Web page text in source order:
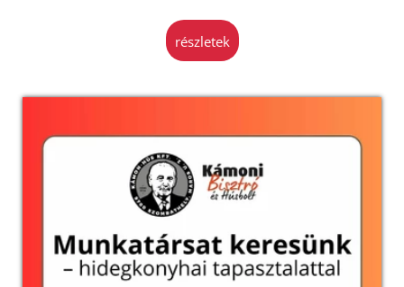
részletek